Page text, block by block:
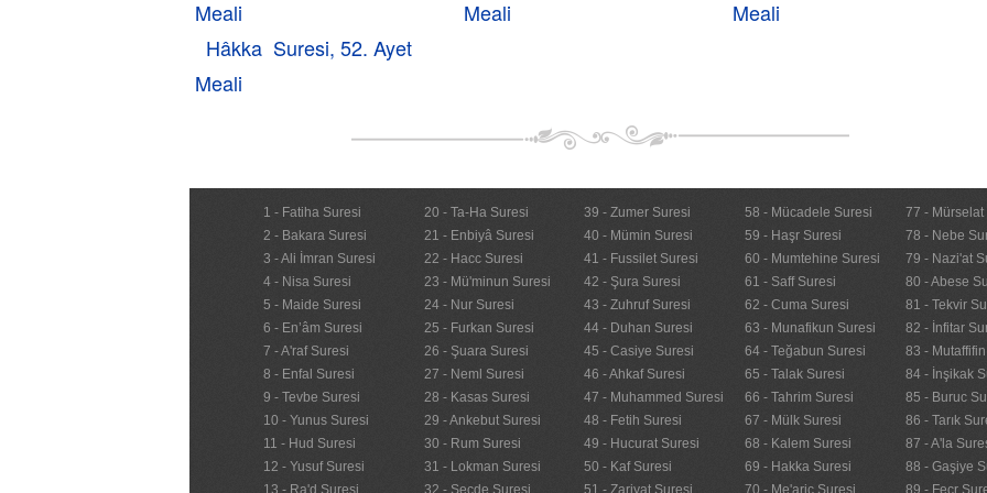
Meali
Meali
Meali
Hâkka Suresi, 52. Ayet
Meali
1 - Fatiha Suresi
2 - Bakara Suresi
3 - Ali İmran Suresi
4 - Nisa Suresi
5 - Maide Suresi
6 - En’âm Suresi
7 - A'raf Suresi
8 - Enfal Suresi
9 - Tevbe Suresi
10 - Yunus Suresi
11 - Hud Suresi
12 - Yusuf Suresi
13 - Ra'd Suresi
20 - Ta-Ha Suresi
21 - Enbiyâ Suresi
22 - Hacc Suresi
23 - Mü'minun Suresi
24 - Nur Suresi
25 - Furkan Suresi
26 - Şuara Suresi
27 - Neml Suresi
28 - Kasas Suresi
29 - Ankebut Suresi
30 - Rum Suresi
31 - Lokman Suresi
32 - Secde Suresi
39 - Zumer Suresi
40 - Mümin Suresi
41 - Fussilet Suresi
42 - Şura Suresi
43 - Zuhruf Suresi
44 - Duhan Suresi
45 - Casiye Suresi
46 - Ahkaf Suresi
47 - Muhammed Suresi
48 - Fetih Suresi
49 - Hucurat Suresi
50 - Kaf Suresi
51 - Zariyat Suresi
58 - Mücadele Suresi
59 - Haşr Suresi
60 - Mumtehine Suresi
61 - Saff Suresi
62 - Cuma Suresi
63 - Munafikun Suresi
64 - Teğabun Suresi
65 - Talak Suresi
66 - Tahrim Suresi
67 - Mülk Suresi
68 - Kalem Suresi
69 - Hakka Suresi
70 - Me'aric Suresi
77 - Mürselat
78 - Nebe
79 - Nazi'at
80 - Abese
81 - Tekvir
82 - İnfitar
83 -
84 - İnşikak
85 - Buruc
86 - Tarık
87 - A'la
88 - Gaşiye
89 - Fecr